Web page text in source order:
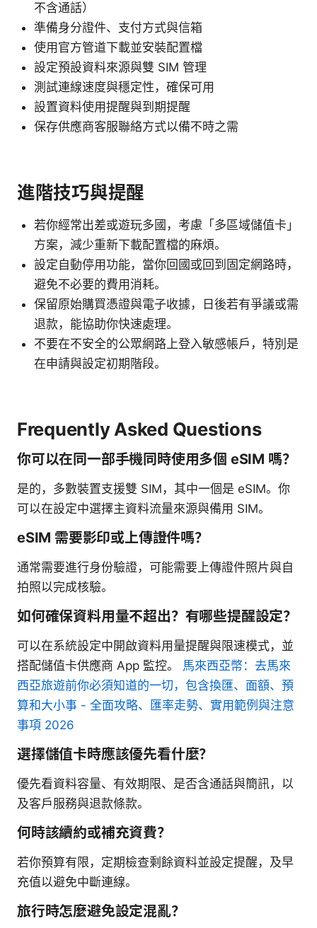
不含通話）
準備身分證件、支付方式與信箱
使用官方管道下載並安裝配置檔
設定預設資料來源與雙 SIM 管理
測試連線速度與穩定性，確保可用
設置資料使用提醒與到期提醒
保存供應商客服聯絡方式以備不時之需
進階技巧與提醒
若你經常出差或遊玩多國，考慮「多區域儲值卡」
方案，減少重新下載配置檔的麻煩。
設定自動停用功能，當你回國或回到固定網路時，
避免不必要的費用消耗。
保留原始購買憑證與電子收據，日後若有爭議或需
退款，能協助你快速處理。
不要在不安全的公眾網路上登入敏感帳戶，特別是
在申請與設定初期階段。
Frequently Asked Questions
你可以在同一部手機同時使用多個 eSIM 嗎？
是的，多數裝置支援雙 SIM，其中一個是 eSIM。你
可以在設定中選擇主資料流量來源與備用 SIM。
eSIM 需要影印或上傳證件嗎？
通常需要進行身份驗證，可能需要上傳證件照片與自
拍照以完成核驗。
如何確保資料用量不超出？有哪些提醒設定？
可以在系統設定中開啟資料用量提醒與限速模式，並
搭配儲值卡供應商 App 監控。 馬來西亞幣：去馬來
西亞旅遊前你必須知道的一切，包含換匯、面額、預
算和大小事 - 全面攻略、匯率走勢、實用範例與注意
事項 2026
選擇儲值卡時應該優先看什麼？
優先看資料容量、有效期限、是否含通話與簡訊，以
及客戶服務與退款條款。
何時該續約或補充資費？
若你預算有限，定期檢查剩餘資料並設定提醒，及早
充值以避免中斷連線。
旅行時怎麼避免設定混亂？